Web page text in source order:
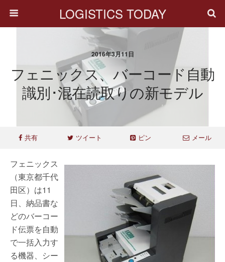
LOGISTICS TODAY
2016年3月11日
フェニックス、バーコード自動
識別･混在読取りの新モデル
共有 ツイート ピン メール
フェニックス
（東京都千代
田区）は11
日、納品書な
どのバーコー
ド伝票を自動
で一括入力す
る機器、シー